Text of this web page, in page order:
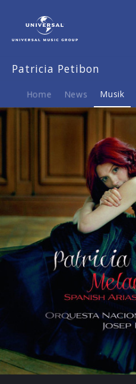
Musik
Melancolia
Spanische
Arien
und
Patricia Petibon
Home News Musik